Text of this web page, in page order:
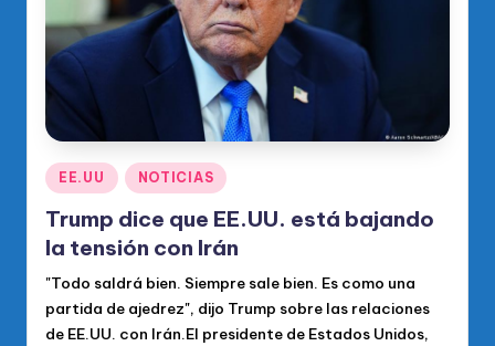
Publicado
en
EE.UU NOTICIAS
Trump dice que EE.UU. está bajando
la tensión con Irán
"Todo saldrá bien. Siempre sale bien. Es como una
partida de ajedrez", dijo Trump sobre las relaciones
de EE.UU. con Irán.El presidente de Estados Unidos,